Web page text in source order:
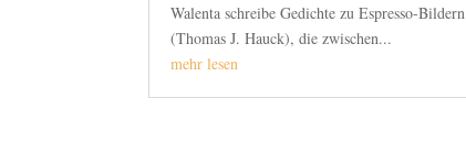
Walenta schreibe Gedichte zu Espresso-Bildern
(Thomas J. Hauck), die zwischen...
mehr lesen